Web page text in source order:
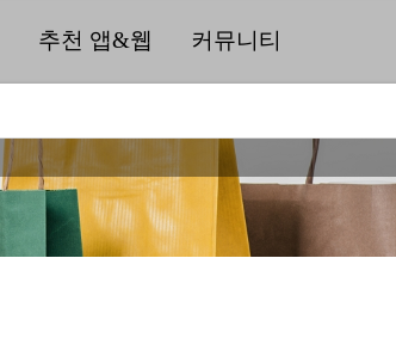
추천 앱&웹 커뮤니티